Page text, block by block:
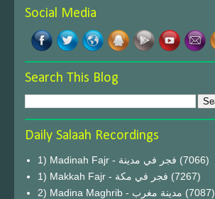
Social Media
Search This Blog
Daily Salaah Recordings
1) Madinah Fajr - فجر في مدينة (7066)
1) Makkah Fajr - فجر في مكة (7267)
2) Madina Maghrib - مدينة مغرب (7087)